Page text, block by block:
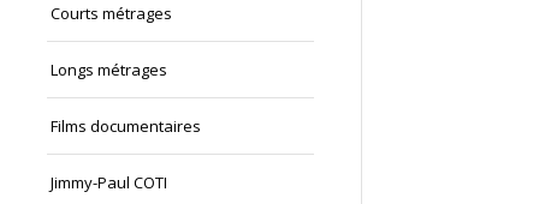
Courts métrages
Longs métrages
Films documentaires
Jimmy-Paul COTI